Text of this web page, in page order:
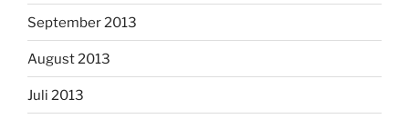
September 2013
August 2013
Juli 2013